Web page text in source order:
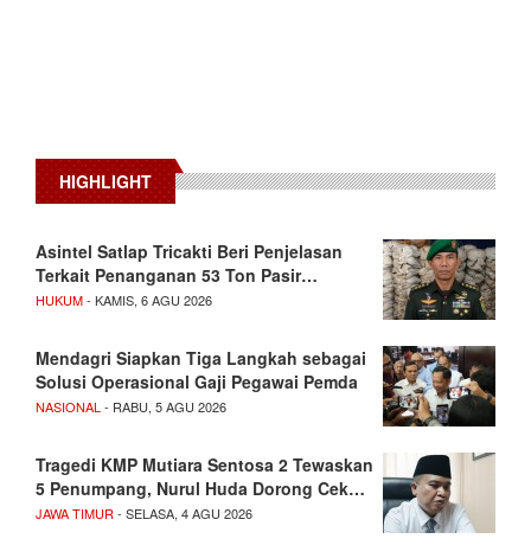
HIGHLIGHT
Asintel Satlap Tricakti Beri Penjelasan
Terkait Penanganan 53 Ton Pasir…
HUKUM- KAMIS, 6 AGU 2026
Mendagri Siapkan Tiga Langkah sebagai
Solusi Operasional Gaji Pegawai Pemda
NASIONAL - RABU, 5 AGU 2026
Tragedi KMP Mutiara Sentosa 2 Tewaskan
5 Penumpang, Nurul Huda Dorong Cek…
JAWA TIMUR - SELASA, 4 AGU 2026